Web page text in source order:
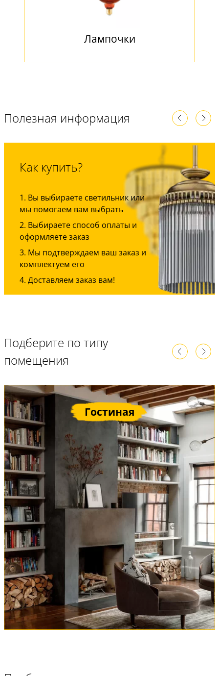
Лампочки
Полезная информация
Как купить?
Вы выбираете светильник или
мы помогаем вам выбрать
Выбираете способ оплаты и
оформляете заказ
Мы подтверждаем ваш заказ и
комплектуем его
Доставляем заказ вам!
Подберите по типу
помещения
Гостиная